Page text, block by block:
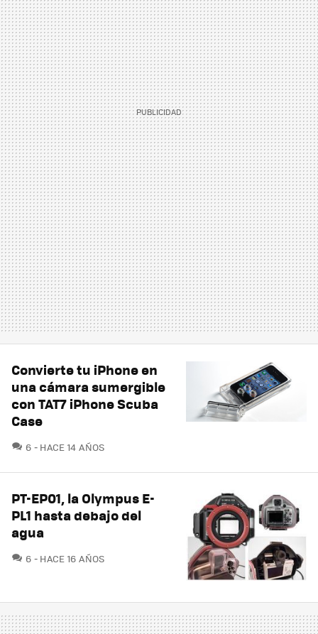
Convierte tu iPhone en
una cámara sumergible
con TAT7 iPhone Scuba
Case
6 COMENTARIOS
HACE 14 AÑOS
PT-EP01, la Olympus E-
PL1 hasta debajo del
agua
6 COMENTARIOS
HACE 16 AÑOS